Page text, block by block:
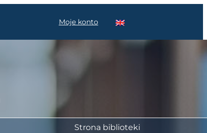
Moje konto
Strona biblioteki